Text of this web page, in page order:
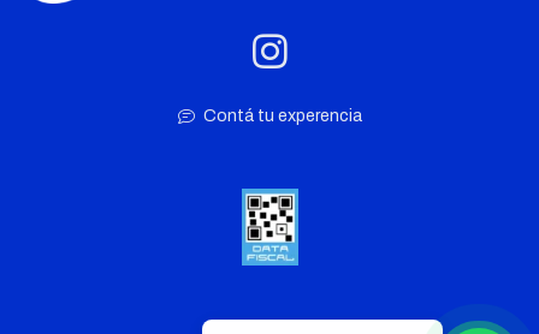
Contá tu experencia